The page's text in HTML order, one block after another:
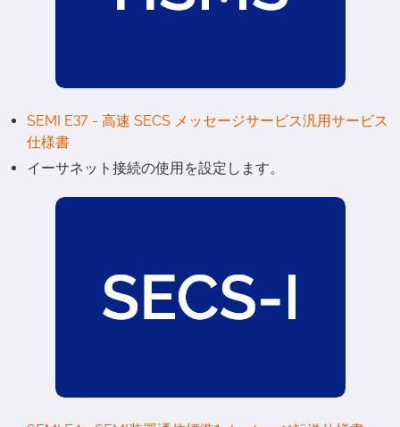
SEMI E37 - 高速 SECS メッセージサービス汎用サービス
仕様書
イーサネット接続の使用を設定します。